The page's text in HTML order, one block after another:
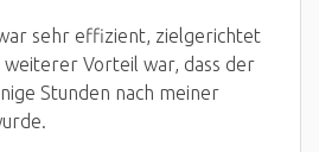
sehr effizient, zielgerichtet
Vorteil war, dass der
Stunden nach meiner